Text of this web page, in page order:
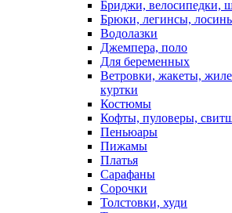
Бриджи, велосипедки,
Брюки, легинсы,
Водолазки
Джемпера, поло
Для беременных
Ветровки, жакеты,
куртки
Костюмы
Кофты, пуловеры,
Пеньюары
Пижамы
Платья
Сарафаны
Сорочки
Толстовки, худи